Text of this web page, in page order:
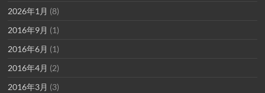
2026年1月 (8)
2016年9月 (1)
2016年6月 (1)
2016年4月 (2)
2016年3月 (3)